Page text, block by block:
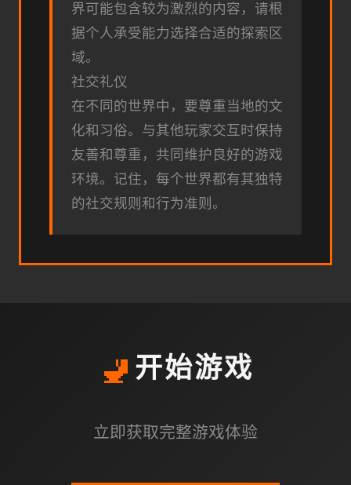
界可能包含较为激烈的内容，请根
据个人承受能力选择合适的探索区
域。
社交礼仪
在不同的世界中，要尊重当地的文
化和习俗。与其他玩家交互时保持
友善和尊重，共同维护良好的游戏
环境。记住，每个世界都有其独特
的社交规则和行为准则。
🚽 开始游戏
立即获取完整游戏体验